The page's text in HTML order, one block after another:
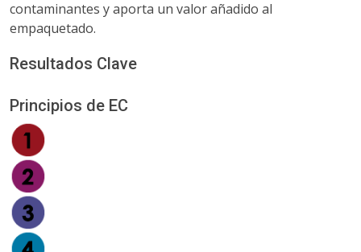
contaminantes y aporta un valor añadido al
empaquetado.
Resultados Clave
Principios de EC